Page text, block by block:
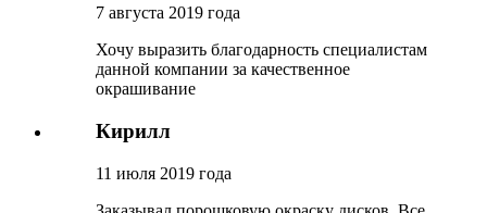
7 августа 2019 года
Хочу выразить благодарность специалистам
данной компании за качественное
окрашивание
Кирилл
11 июля 2019 года